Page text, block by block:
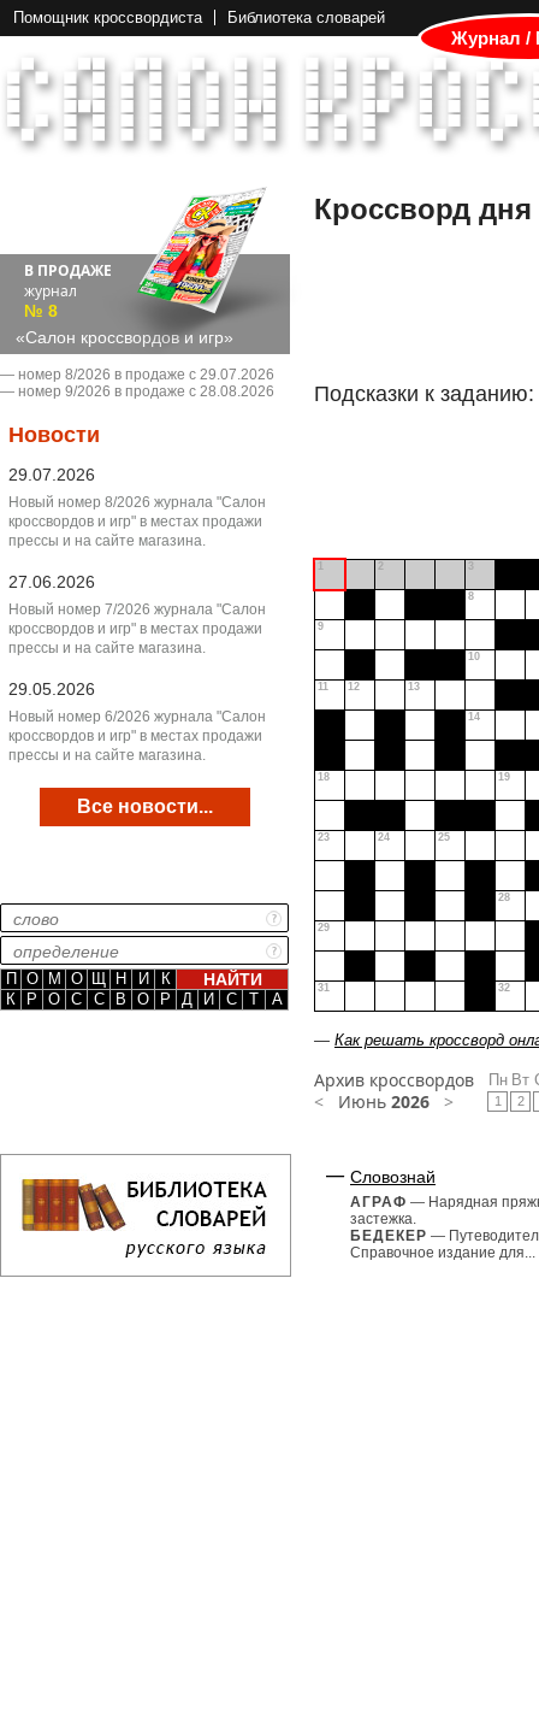
Помощник кроссвордиста Библиотека словарей
Журнал /
В ПРОДАЖЕ
журнал
№ 8
«Салон кроссвордов и игр»
― номер 8/2026 в продаже с 29.07.2026
― номер 9/2026 в продаже с 28.08.2026
Новости
29.07.2026
Новый номер 8/2026 журнала "Салон
кроссвордов и игр" в местах продажи
прессы и на сайте магазина.
27.06.2026
Новый номер 7/2026 журнала "Салон
кроссвордов и игр" в местах продажи
прессы и на сайте магазина.
29.05.2026
Новый номер 6/2026 журнала "Салон
кроссвордов и игр" в местах продажи
прессы и на сайте магазина.
Все новости...
П О М О Щ Н И
К
К
Р О С С В О Р Д И С Т А
Кроссворд дня
Подсказки к заданию:
1 2 3
8
9
10
11 12 13
14
18 19
23 24 25
28
29
31 32
— Как решать кроссворд
Архив кроссвордов
< Июнь 2026 >
Пн
1
Вт
2
Словознай
АГРАФ — Нарядная
застежка.
БЕДЕКЕР —
Справочное издание для...